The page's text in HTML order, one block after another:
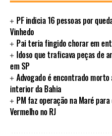
PF indicia 16 pessoas por
Vinhedo
Pai teria fingido chorar em
Idoso que traficava peças de
em SP
Advogado é encontrado
interior da Bahia
PM faz operação na Maré
Vermelho no RJ